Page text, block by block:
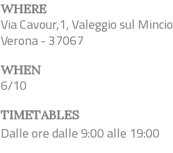
WHERE
Via Cavour,1, Valeggio sul Mincio
Verona - 37067
WHEN
6/10
TIMETABLES
Dalle ore dalle 9:00 alle 19:00